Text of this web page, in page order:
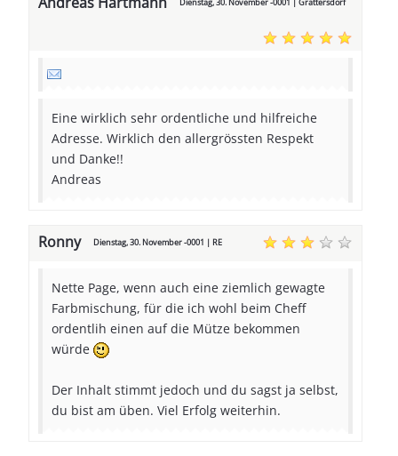
Dienstag, 30. November -0001 | Grattersdorf
Eine wirklich sehr ordentliche und hilfreiche
Adresse. Wirklich den allergrössten Respekt
und Danke!!
Andreas
Ronny Dienstag, 30. November -0001 | RE
Nette Page, wenn auch eine ziemlich gewagte
Farbmischung, für die ich wohl beim Cheff
ordentlih einen auf die Mütze bekommen
würde
Der Inhalt stimmt jedoch und du sagst ja selbst,
du bist am üben. Viel Erfolg weiterhin.